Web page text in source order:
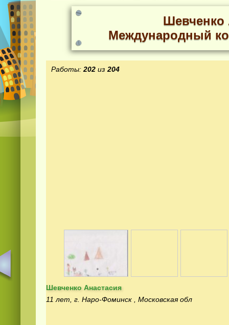
Шевченко
Международный
Работы: 202 из 204
Шевченко Анастасия
11 лет, г. Наро-Фоминск , Московская обл